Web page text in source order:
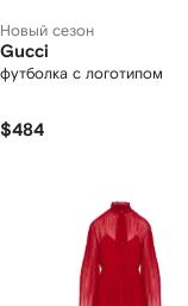
Новый сезон
Gucci
футболка с логотипом
$484